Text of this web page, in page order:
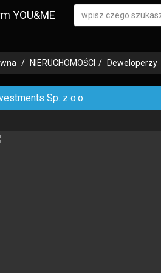
YOU&ME
NIERUCHOMOŚCI Deweloperzy
Sp. z o.o.